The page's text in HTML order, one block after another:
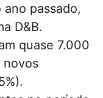
passado,
D&B.
quase 7.000
novos